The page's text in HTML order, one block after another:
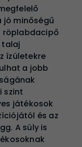
jó minőségű
röplabdacipő
talaj
ízületekre
a jobb
szint
játékosok
és az
A súly is